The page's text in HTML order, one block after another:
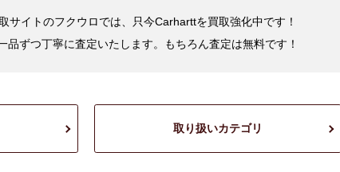
サイトのフクウロでは、只今Carharttを買取強化中です！
品ずつ丁寧に査定いたします。もちろん査定は無料です！
取り扱いカテゴリ